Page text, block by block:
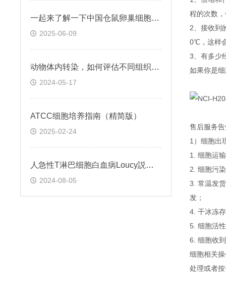
一起来了解一下中国仓鼠卵巢细胞的基本特点
2025-06-09
动物体内转染，如何评估不同组织的干扰效率
2024-05-17
ATCC细胞培养指南（精简版）
2025-02-24
人急性T淋巴细胞白血病Loucy説明书
2024-08-05
程的次数
2、接收到
0℃，这样
3、有多少
如果你是
售后服务
1）细胞出
1. 细胞运
2. 细胞污
3. 常温发
发；
4. 干冰冻
5. 细胞活
6. 细胞收
细胞相关
处理或者